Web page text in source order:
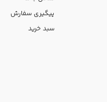
پیگیری سفارش
سبد خرید